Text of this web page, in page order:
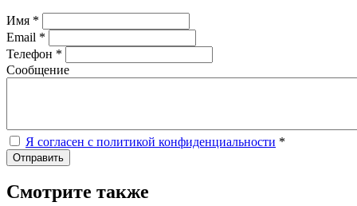
Имя *
Email *
Телефон *
Сообщение
Я согласен с политикой конфиденциальности *
Отправить
Смотрите также